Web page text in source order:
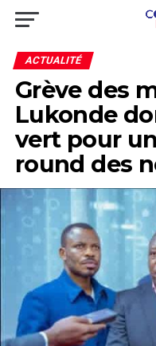
ACTUALITÉ
Grève des
Lukonde
vert pour
round des